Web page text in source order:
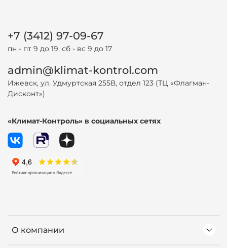
О компании
+7 (3412) 97-09-67
пн - пт 9 до 19, сб - вс 9 до 17
admin@klimat-kontrol.com
Ижевск, ул. Удмуртская 255В, отдел 123 (ТЦ «Флагман-
Дисконт»)
«Климат-Контроль» в социальных сетях